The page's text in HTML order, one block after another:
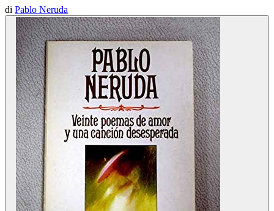
di Pablo Neruda